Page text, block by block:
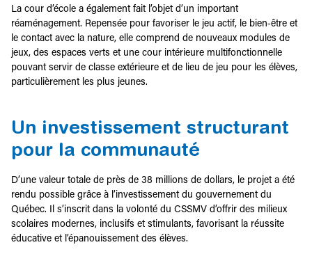
La cour d’école a également fait l’objet d’un important
réaménagement. Repensée pour favoriser le jeu actif, le bien‑être et
le contact avec la nature, elle comprend de nouveaux modules de
jeux, des espaces verts et une cour intérieure multifonctionnelle
pouvant servir de classe extérieure et de lieu de jeu pour les élèves,
particulièrement les plus jeunes.
Un investissement structurant
pour la communauté
D’une valeur totale de près de 38 millions de dollars, le projet a été
rendu possible grâce à l’investissement du gouvernement du
Québec. Il s’inscrit dans la volonté du CSSMV d’offrir des milieux
scolaires modernes, inclusifs et stimulants, favorisant la réussite
éducative et l’épanouissement des élèves.